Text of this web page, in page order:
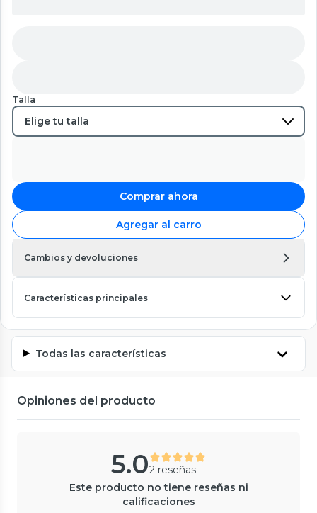
Talla
Comprar ahora
Agregar al carro
Cambios y devoluciones
Características principales
Todas las características
Opiniones del producto
5.02 reseñas
Este producto no tiene reseñas ni
calificaciones